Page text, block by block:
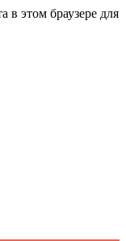
в этом браузере для